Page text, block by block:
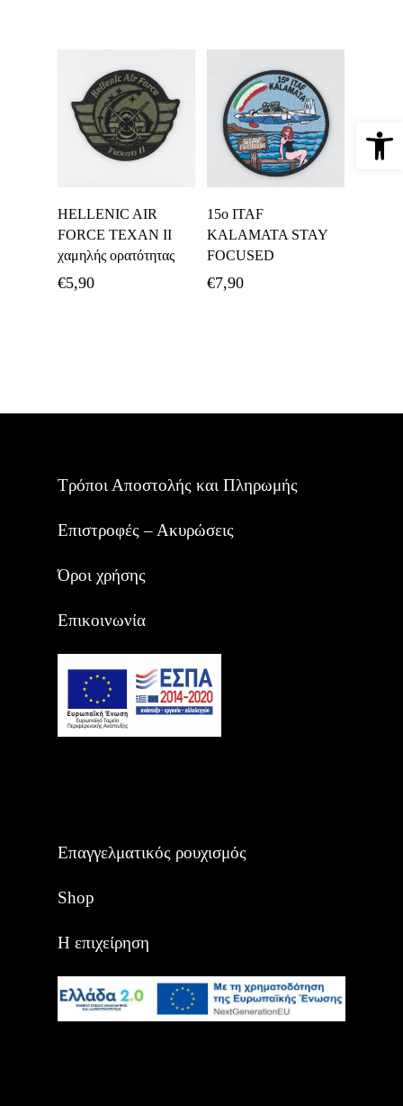
Καλάθι
HELLENIC AIR
FORCE TEXAN II
χαμηλής ορατότητας
€5,90
Καλάθι
15o ITAF
KALAMATA STAY
FOCUSED
€7,90
Τρόποι Αποστολής και Πληρωμής
Επιστροφές – Ακυρώσεις
Όροι χρήσης
Επικοινωνία
Επαγγελματικός ρουχισμός
Shop
Η επιχείρηση